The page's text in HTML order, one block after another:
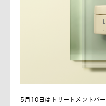
5月10日はトリートメントバ